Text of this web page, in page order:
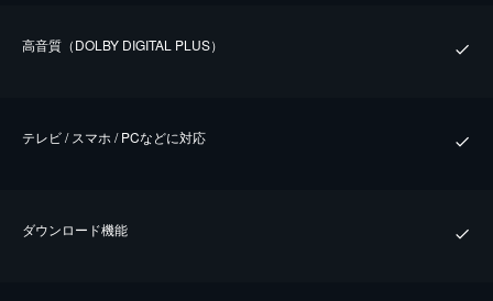
⾼⾳質（DOLBY DIGITAL PLUS）
テレビ / スマホ / PCなどに対応
ダウンロード機能